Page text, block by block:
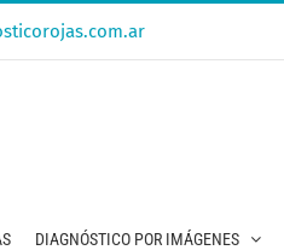
DIAGNÓSTICO POR IMÁGENES